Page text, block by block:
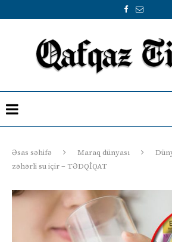
Əsas səhifə Maraq dünyası
zəhərli su içir – TƏDQİQAT